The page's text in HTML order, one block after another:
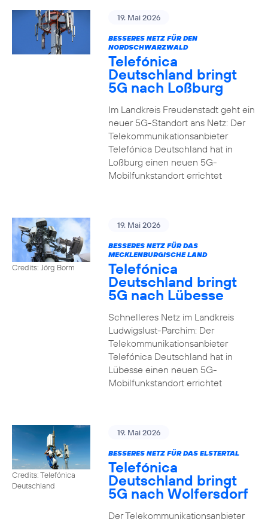
19. Mai 2026
BESSERES NETZ FÜR DEN
NORDSCHWARZWALD
Telefónica
Deutschland bringt
5G nach Loßburg
Im Landkreis Freudenstadt geht ein
neuer 5G-Standort ans Netz: Der
Telekommunikationsanbieter
Telefónica Deutschland hat in
Loßburg einen neuen 5G-
Mobilfunkstandort errichtet
Credits: Jörg Borm
19. Mai 2026
BESSERES NETZ FÜR DAS
MECKLENBURGISCHE LAND
Telefónica
Deutschland bringt
5G nach Lübesse
Schnelleres Netz im Landkreis
Ludwigslust-Parchim: Der
Telekommunikationsanbieter
Telefónica Deutschland hat in
Lübesse einen neuen 5G-
Mobilfunkstandort errichtet
Credits: Telefónica
Deutschland
19. Mai 2026
BESSERES NETZ FÜR DAS ELSTERTAL
Telefónica
Deutschland bringt
5G nach Wolfersdorf
Der Telekommunikationsanbieter